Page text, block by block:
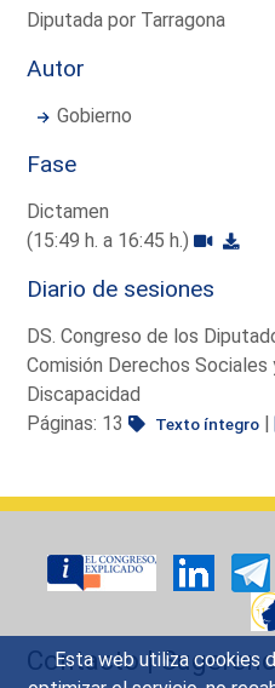
Esta web utiliza cookies
Diputada por Tarragona
Autor
Gobierno
Fase
Dictamen
(15:49 h. a 16:45 h.)
Diario de sesiones
DS. Congreso de los
Comisión Derechos
Discapacidad
Páginas: 13
Texto íntegro |
Contacto|